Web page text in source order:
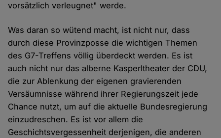
vorsätzlich verleugnet" werde.
Was daran so wütend macht, ist nicht nur, dass
durch diese Provinzposse die wichtigen Themen
des G7-Treffens völlig überdeckt werden. Es ist
auch nicht nur das alberne Kasperltheater der CDU,
die zur Ablenkung der eigenen gravierenden
Versäumnisse während ihrer Regierungszeit jede
Chance nutzt, um auf die aktuelle Bundesregierung
einzudreschen. Es ist vor allem die
Geschichtsvergessenheit derjenigen, die anderen